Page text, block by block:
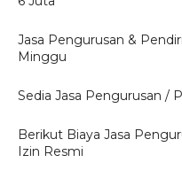
Jasa Pengurusan &
Minggu
Sedia Jasa Pengurusan /
Berikut Biaya Jasa
Izin Resmi